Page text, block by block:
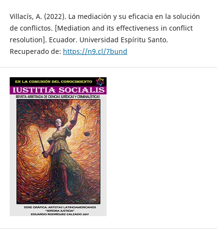
Villacís, A. (2022). La mediación y su eficacia en la solución
de conflictos. [Mediation and its effectiveness in conflict
resolution]. Ecuador. Universidad Espíritu Santo.
Recuperado de: https://n9.cl/7bund